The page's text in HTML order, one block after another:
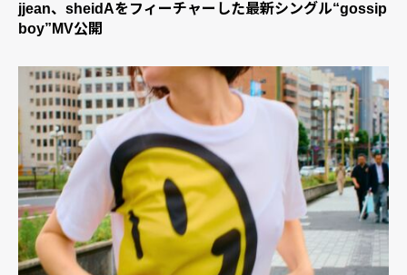
jjean、sheidAをフィーチャーした最新シングル“gossip
boy”MV公開